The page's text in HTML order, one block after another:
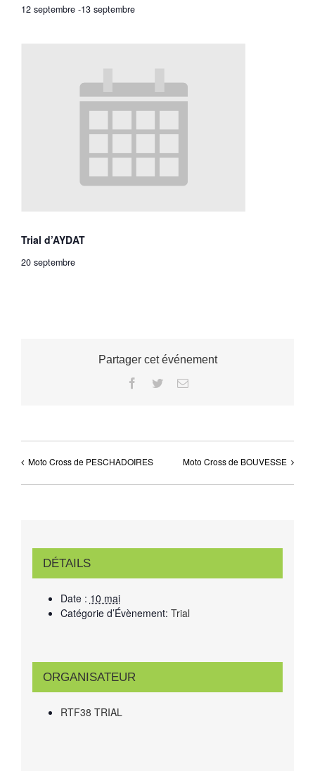
12 septembre -13 septembre
Trial d’AYDAT
20 septembre
Partager cet événement
Facebook
TwitterEmail
Moto Cross de PESCHADOIRES Moto Cross de BOUVESSE
DÉTAILS
Date : 10 mai
Catégorie d’Évènement: Trial
ORGANISATEUR
RTF38 TRIAL